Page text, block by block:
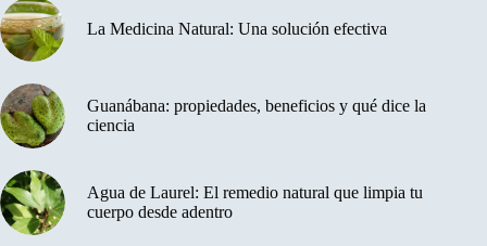
La Medicina Natural: Una solución efectiva
Guanábana: propiedades, beneficios y qué dice la
ciencia
Agua de Laurel: El remedio natural que limpia tu
cuerpo desde adentro